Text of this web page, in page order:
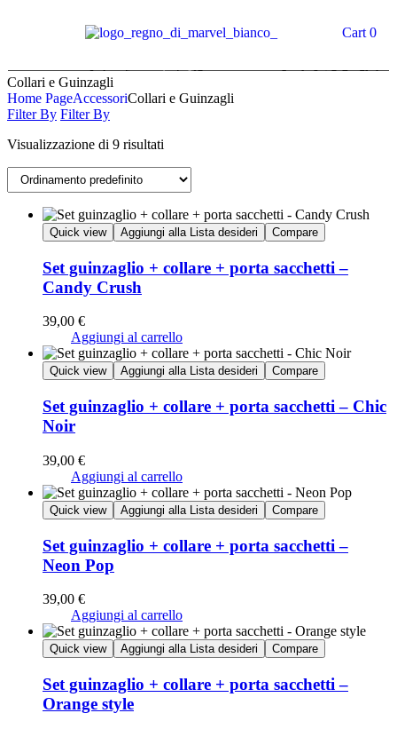
Cart 0
Collari e Guinzagli
Home PageAccessoriCollari e Guinzagli
Filter By Filter By
Visualizzazione di 9 risultati
Quick view Aggiungi alla Lista desideri Compare
Set guinzaglio + collare + porta sacchetti –
Candy Crush
39,00 €
Aggiungi al carrello
Quick view Aggiungi alla Lista desideri Compare
Set guinzaglio + collare + porta sacchetti – Chic
Noir
39,00 €
Aggiungi al carrello
Quick view Aggiungi alla Lista desideri Compare
Set guinzaglio + collare + porta sacchetti –
Neon Pop
39,00 €
Aggiungi al carrello
Quick view Aggiungi alla Lista desideri Compare
Set guinzaglio + collare + porta sacchetti –
Orange style